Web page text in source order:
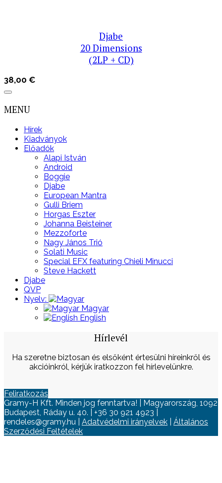
Djabe
20 Dimensions
(2LP + CD)
38,00 €
MENU
Hírek
Kiadványok
Előadók
Alapi István
Android
Boggie
Djabe
European Mantra
Gulli Briem
Horgas Eszter
Johanna Beisteiner
Mezzoforte
Nagy János Trió
Solati Music
Special EFX featuring Chieli Minucci
Steve Hackett
Djabe
QVP
Nyelv:
Magyar
English
Hírlevél
Ha szeretne biztosan és elsőként értesülni híreinkről és
akcióinkról, kérjük iratkozzon fel hírlevelünkre.
Feliratkozás
Gramy-H Kft. Minden jog fenntartva! | Magyarország, 1092
Budapest, Ráday u. 40. | +36 30 921 4923 |
rendeles@gramy.hu | Adatvédelmi irányelvek
Általános
Szerződési Feltételek